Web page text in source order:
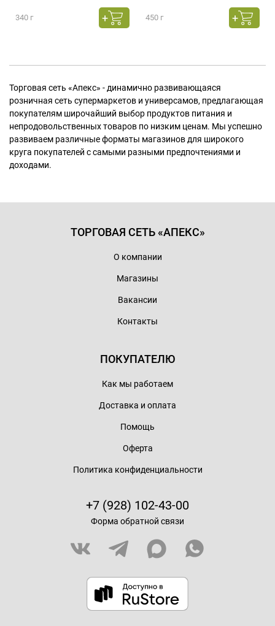
340 г 450 г
Торговая сеть «Апекс» - динамично развивающаяся
розничная сеть супермаркетов и универсамов, предлагающая
покупателям широчайший выбор продуктов питания и
непродовольственных товаров по низким ценам. Мы успешно
развиваем различные форматы магазинов для широкого
круга покупателей с самыми разными предпочтениями и
доходами.
ТОРГОВАЯ СЕТЬ «АПЕКС»
О компании
Магазины
Вакансии
Контакты
ПОКУПАТЕЛЮ
Как мы работаем
Доставка и оплата
Помощь
Оферта
Политика конфиденциальности
+7 (928) 102-43-00
Форма обратной связи